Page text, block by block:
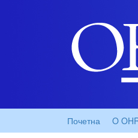
Почетна O